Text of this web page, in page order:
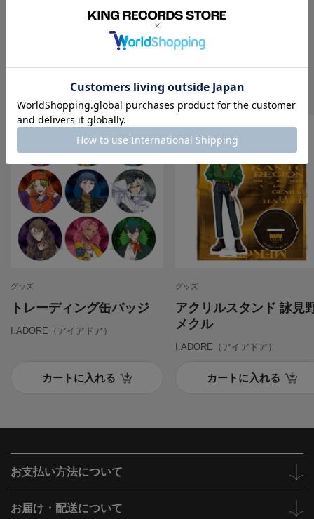
キャンペーン
Recomend
グッズ
トレーディング缶バッジ
I.ADORE（アイアドア）
カートに入れる
グッズ
アクリルスタンド 詠見
メクル
I.ADORE（アイアドア）
カートに入れる
お支払い方法について
お届け・配送について